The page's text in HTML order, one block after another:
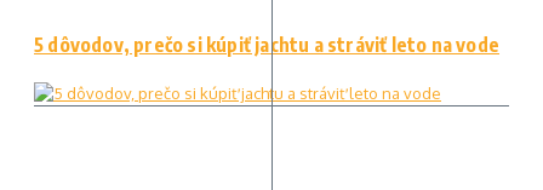
5 dôvodov, prečo si kúpiť jachtu a stráviť leto na vode